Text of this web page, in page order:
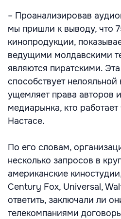
– Проанализировав
мы пришли к выводу, что
кинопродукции,
ведущими молдавскими
являются пиратскими.
способствует нелояльной
ущемляет права авторов
медиарынка, кто работает
Настасе.
По его словам,
несколько запросов в
американские
Century Fox, Universal,
ответить, заключали ли
телекомпаниями